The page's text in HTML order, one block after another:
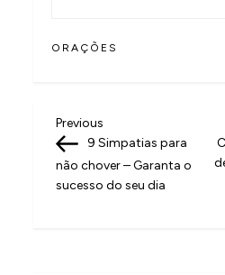
ORAÇÕES
N
a
v
Previous
Post
Previous
9 Simpatias para
não chover – Garanta o
sucesso do seu dia